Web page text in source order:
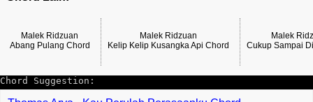
Malek Ridzuan
Abang Pulang Chord
Malek Ridzuan
Kelip Kelip Kusangka Api Chord
Malek
Cukup Sampai
Chord Suggestion: